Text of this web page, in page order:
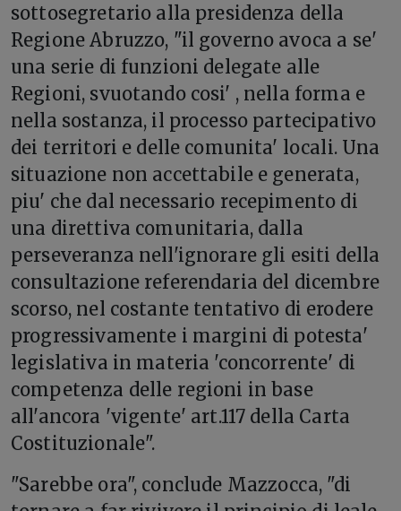
sottosegretario alla presidenza della
Regione Abruzzo, "il governo avoca a se'
una serie di funzioni delegate alle
Regioni, svuotando cosi' , nella forma e
nella sostanza, il processo partecipativo
dei territori e delle comunita' locali. Una
situazione non accettabile e generata,
piu' che dal necessario recepimento di
una direttiva comunitaria, dalla
perseveranza nell'ignorare gli esiti della
consultazione referendaria del dicembre
scorso, nel costante tentativo di erodere
progressivamente i margini di potesta'
legislativa in materia 'concorrente' di
competenza delle regioni in base
all'ancora 'vigente' art.117 della Carta
Costituzionale".
"Sarebbe ora", conclude Mazzocca, "di